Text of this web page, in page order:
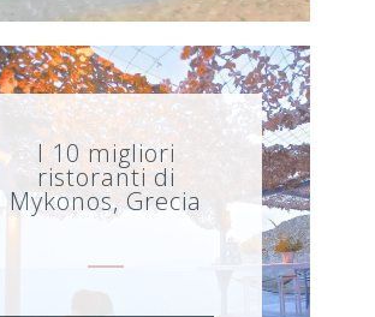
I 10 migliori
ristoranti di
Mykonos, Grecia